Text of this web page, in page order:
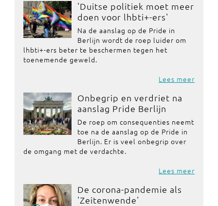
'Duitse politiek moet meer
doen voor lhbti+-ers'
Na de aanslag op de Pride in
Berlijn wordt de roep luider om
lhbti+-ers beter te beschermen tegen het
toenemende geweld.
Lees meer
Onbegrip en verdriet na
aanslag Pride Berlijn
De roep om consequenties neemt
toe na de aanslag op de Pride in
Berlijn. Er is veel onbegrip over
de omgang met de verdachte.
Lees meer
De corona-pandemie als
'Zeitenwende'